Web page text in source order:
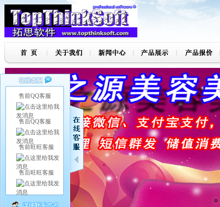
售前QQ客服
售后QQ客服
售前旺旺客服
售后旺旺客服